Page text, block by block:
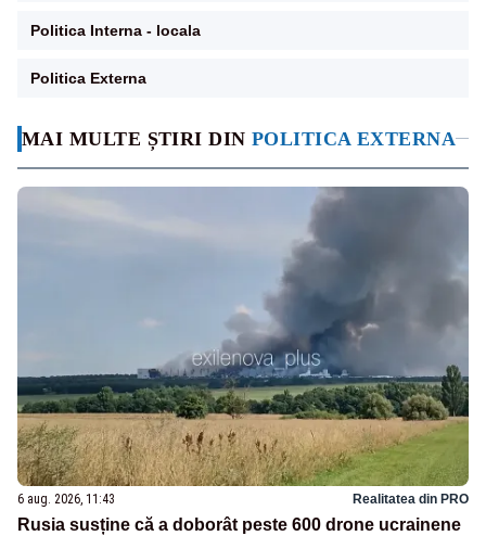
MAI MULTE ȘTIRI DIN POLITICA EXTERNA
6 aug. 2026, 11:43 Realitatea din PRO
Rusia susține că a doborât peste 600 drone ucrainene
Politica Interna - locala
Politica Externa